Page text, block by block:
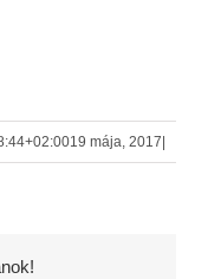
19 mája, 2017|